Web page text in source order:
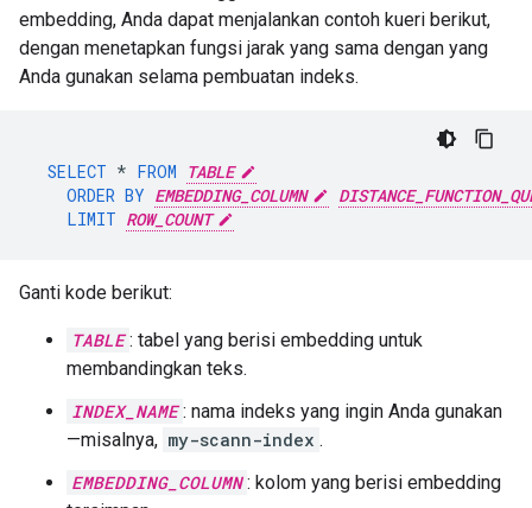
embedding, Anda dapat menjalankan contoh kueri berikut,
dengan menetapkan fungsi jarak yang sama dengan yang
Anda gunakan selama pembuatan indeks.
SELECT * FROM TABLE
ORDER BY EMBEDDING_COLUMN
LIMIT ROW_COUNT
Ganti kode berikut:
TABLE : tabel yang berisi embedding untuk
membandingkan teks.
INDEX_NAME : nama indeks yang ingin Anda gunakan
—misalnya, my-scann-index .
EMBEDDING_COLUMN : kolom yang berisi embedding